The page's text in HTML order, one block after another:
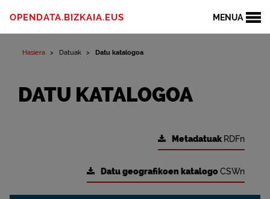
MENUA
OPENDATA.BIZKAIA.EUS
Hasiera Datuak Datu katalogoa
DATU KATALOGOA
Metadatuak RDFn
Datu geografikoen katalogoCSWn